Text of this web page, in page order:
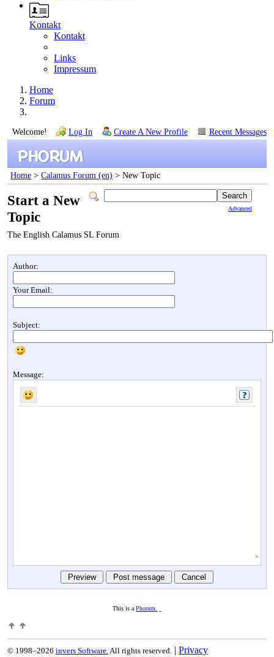
Kontakt
Kontakt
Links
Impressum
Home
Forum
Welcome! Log In Create A New Profile Recent Messages
Home >Calamus Forum (en) > New Topic
Advanced
Start a New
Topic
The English Calamus SL Forum
Author:
Your Email:
Subject:
Message:
This is aPhorum.
© 1998–2026invers Software.All rights reserved. |Privacy